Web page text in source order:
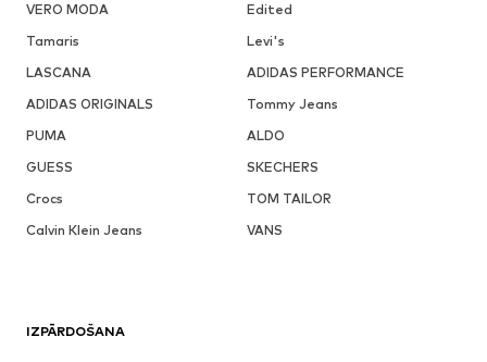
VERO MODA
Edited
Tamaris
Levi's
LASCANA
ADIDAS PERFORMANCE
ADIDAS ORIGINALS
Tommy Jeans
PUMA
ALDO
GUESS
SKECHERS
Crocs
TOM TAILOR
Calvin Klein Jeans
VANS
IZPĀRDOŠANA